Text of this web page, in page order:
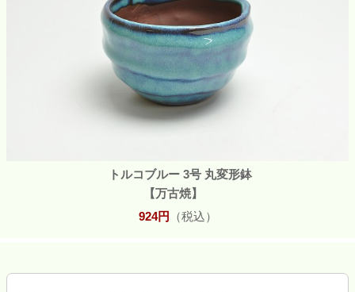
トルコブルー 3号 丸変形鉢
【万古焼】
924円 （税込）